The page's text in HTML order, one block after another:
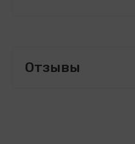
Отзывы